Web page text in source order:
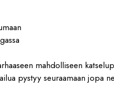
mahdolliseen
pystyy seuraamaan jopa